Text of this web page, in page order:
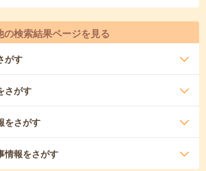
の検索結果ページを見る
がす
さがす
をさがす
情報をさがす